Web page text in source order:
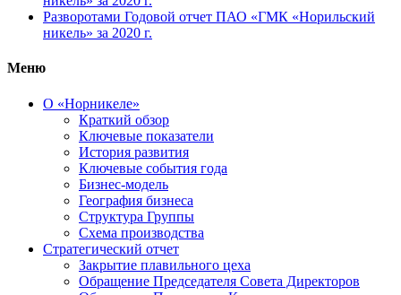
Разворотами Годовой отчет ПАО «ГМК «Норильский
никель» за 2020 г.
Меню
О «Норникеле»
Краткий обзор
Ключевые показатели
История развития
Ключевые события года
Бизнес-модель
География бизнеса
Структура Группы
Схема производства
Стратегический отчет
Закрытие плавильного цеха
Обращение Председателя Совета Директоров